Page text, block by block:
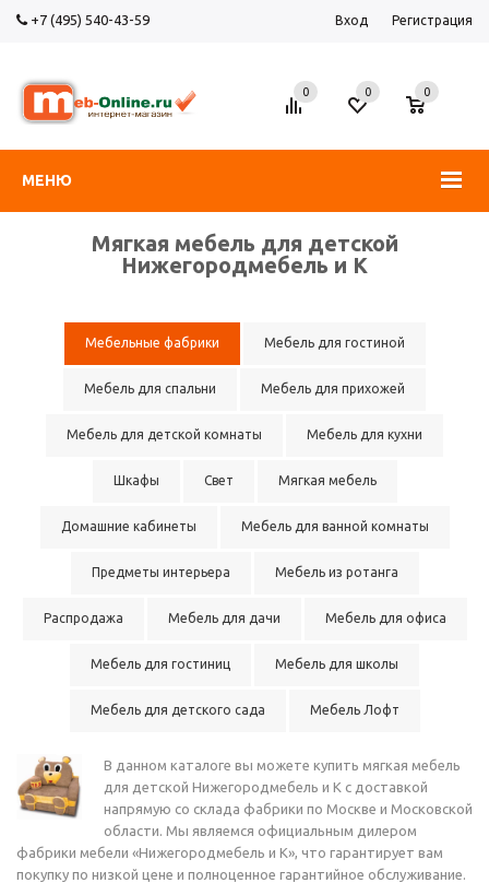
+7 (495) 540-43-59 Вход Регистрация
МЕНЮ
0 0
0
Мягкая мебель для детской
Нижегородмебель и К
Мебельные фабрики Мебель для гостиной
Мебель для спальни Мебель для прихожей
Мебель для детской комнаты Мебель для кухни
Шкафы Свет Мягкая мебель
Домашние кабинеты Мебель для ванной комнаты
Предметы интерьера Мебель из ротанга
Распродажа Мебель для дачи Мебель для офиса
Мебель для гостиниц Мебель для школы
Мебель для детского сада Мебель Лофт
В данном каталоге вы можете купить мягкая мебель
для детской Нижегородмебель и К с доставкой
напрямую со склада фабрики по Москве и Московской
области. Мы являемся официальным дилером
фабрики мебели «Нижегородмебель и К», что гарантирует вам
покупку по низкой цене и полноценное гарантийное обслуживание.